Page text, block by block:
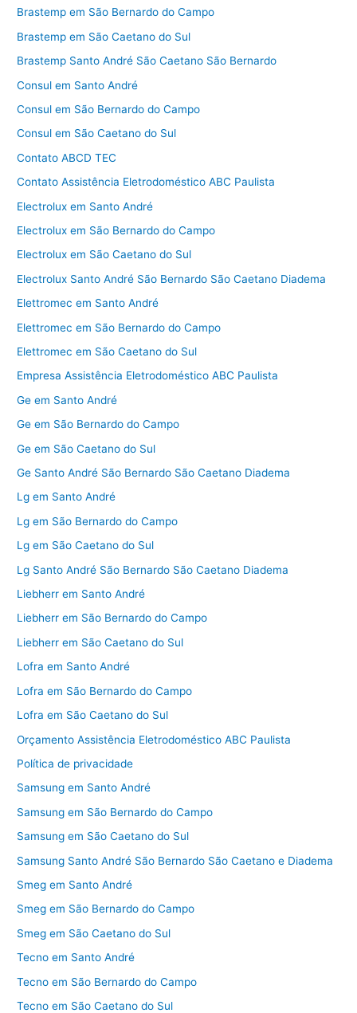
Brastemp em São Bernardo do Campo
Brastemp em São Caetano do Sul
Brastemp Santo André São Caetano São Bernardo
Consul em Santo André
Consul em São Bernardo do Campo
Consul em São Caetano do Sul
Contato ABCD TEC
Contato Assistência Eletrodoméstico ABC Paulista
Electrolux em Santo André
Electrolux em São Bernardo do Campo
Electrolux em São Caetano do Sul
Electrolux Santo André São Bernardo São Caetano Diadema
Elettromec em Santo André
Elettromec em São Bernardo do Campo
Elettromec em São Caetano do Sul
Empresa Assistência Eletrodoméstico ABC Paulista
Ge em Santo André
Ge em São Bernardo do Campo
Ge em São Caetano do Sul
Ge Santo André São Bernardo São Caetano Diadema
Lg em Santo André
Lg em São Bernardo do Campo
Lg em São Caetano do Sul
Lg Santo André São Bernardo São Caetano Diadema
Liebherr em Santo André
Liebherr em São Bernardo do Campo
Liebherr em São Caetano do Sul
Lofra em Santo André
Lofra em São Bernardo do Campo
Lofra em São Caetano do Sul
Orçamento Assistência Eletrodoméstico ABC Paulista
Política de privacidade
Samsung em Santo André
Samsung em São Bernardo do Campo
Samsung em São Caetano do Sul
Samsung Santo André São Bernardo São Caetano e Diadema
Smeg em Santo André
Smeg em São Bernardo do Campo
Smeg em São Caetano do Sul
Tecno em Santo André
Tecno em São Bernardo do Campo
Tecno em São Caetano do Sul